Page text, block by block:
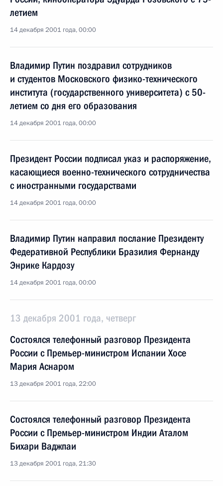
летием
14 декабря 2001 года, 00:00
Владимир Путин поздравил сотрудников
и студентов Московского физико-технического
института (государственного университета) с 50-
летием со дня его образования
14 декабря 2001 года, 00:00
Президент России подписал указ и распоряжение,
касающиеся военно-технического сотрудничества
с иностранными государствами
14 декабря 2001 года, 00:00
Владимир Путин направил послание Президенту
Федеративной Республики Бразилия Фернанду
Энрике Кардозу
14 декабря 2001 года, 00:00
13 декабря 2001 года, четверг
Состоялся телефонный разговор Президента
России с Премьер-министром Испании Хосе
Мария Аснаром
13 декабря 2001 года, 22:00
Состоялся телефонный разговор Президента
России с Премьер-министром Индии Аталом
Бихари Ваджпаи
13 декабря 2001 года, 21:30